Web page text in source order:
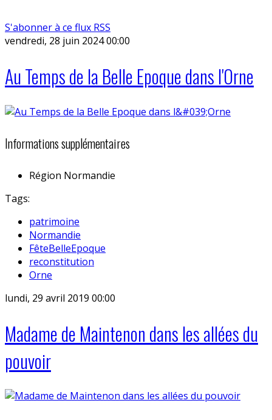
S'abonner à ce flux RSS
vendredi, 28 juin 2024 00:00
Au Temps de la Belle Epoque dans l'Orne
Informations supplémentaires
Région Normandie
Tags:
patrimoine
Normandie
FêteBelleEpoque
reconstitution
Orne
lundi, 29 avril 2019 00:00
Madame de Maintenon dans les allées du
pouvoir